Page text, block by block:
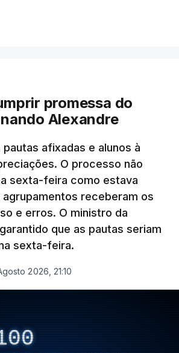
promessa do
Alexandre
afixadas e alunos à
O processo não
sexta-feira como estava
receberam os
e erros. O ministro da
que as pautas seriam
sexta-feira.
2026, 21:10